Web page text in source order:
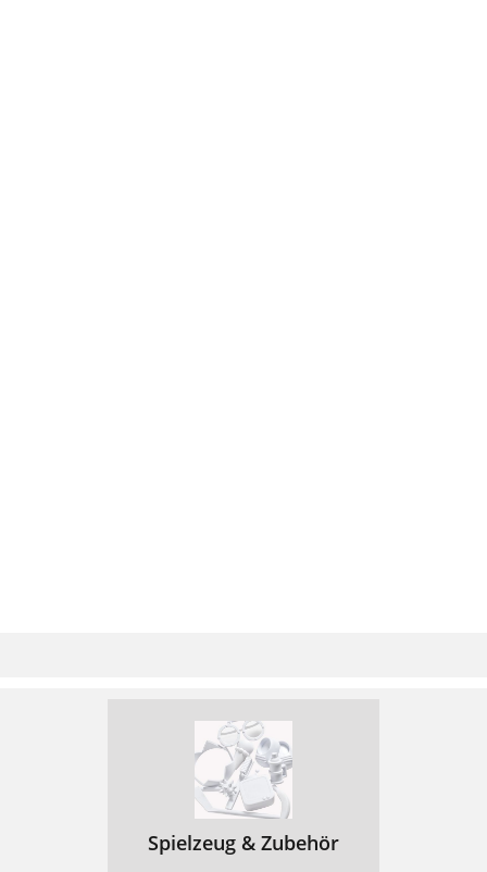
Spielzeug & Zubehör